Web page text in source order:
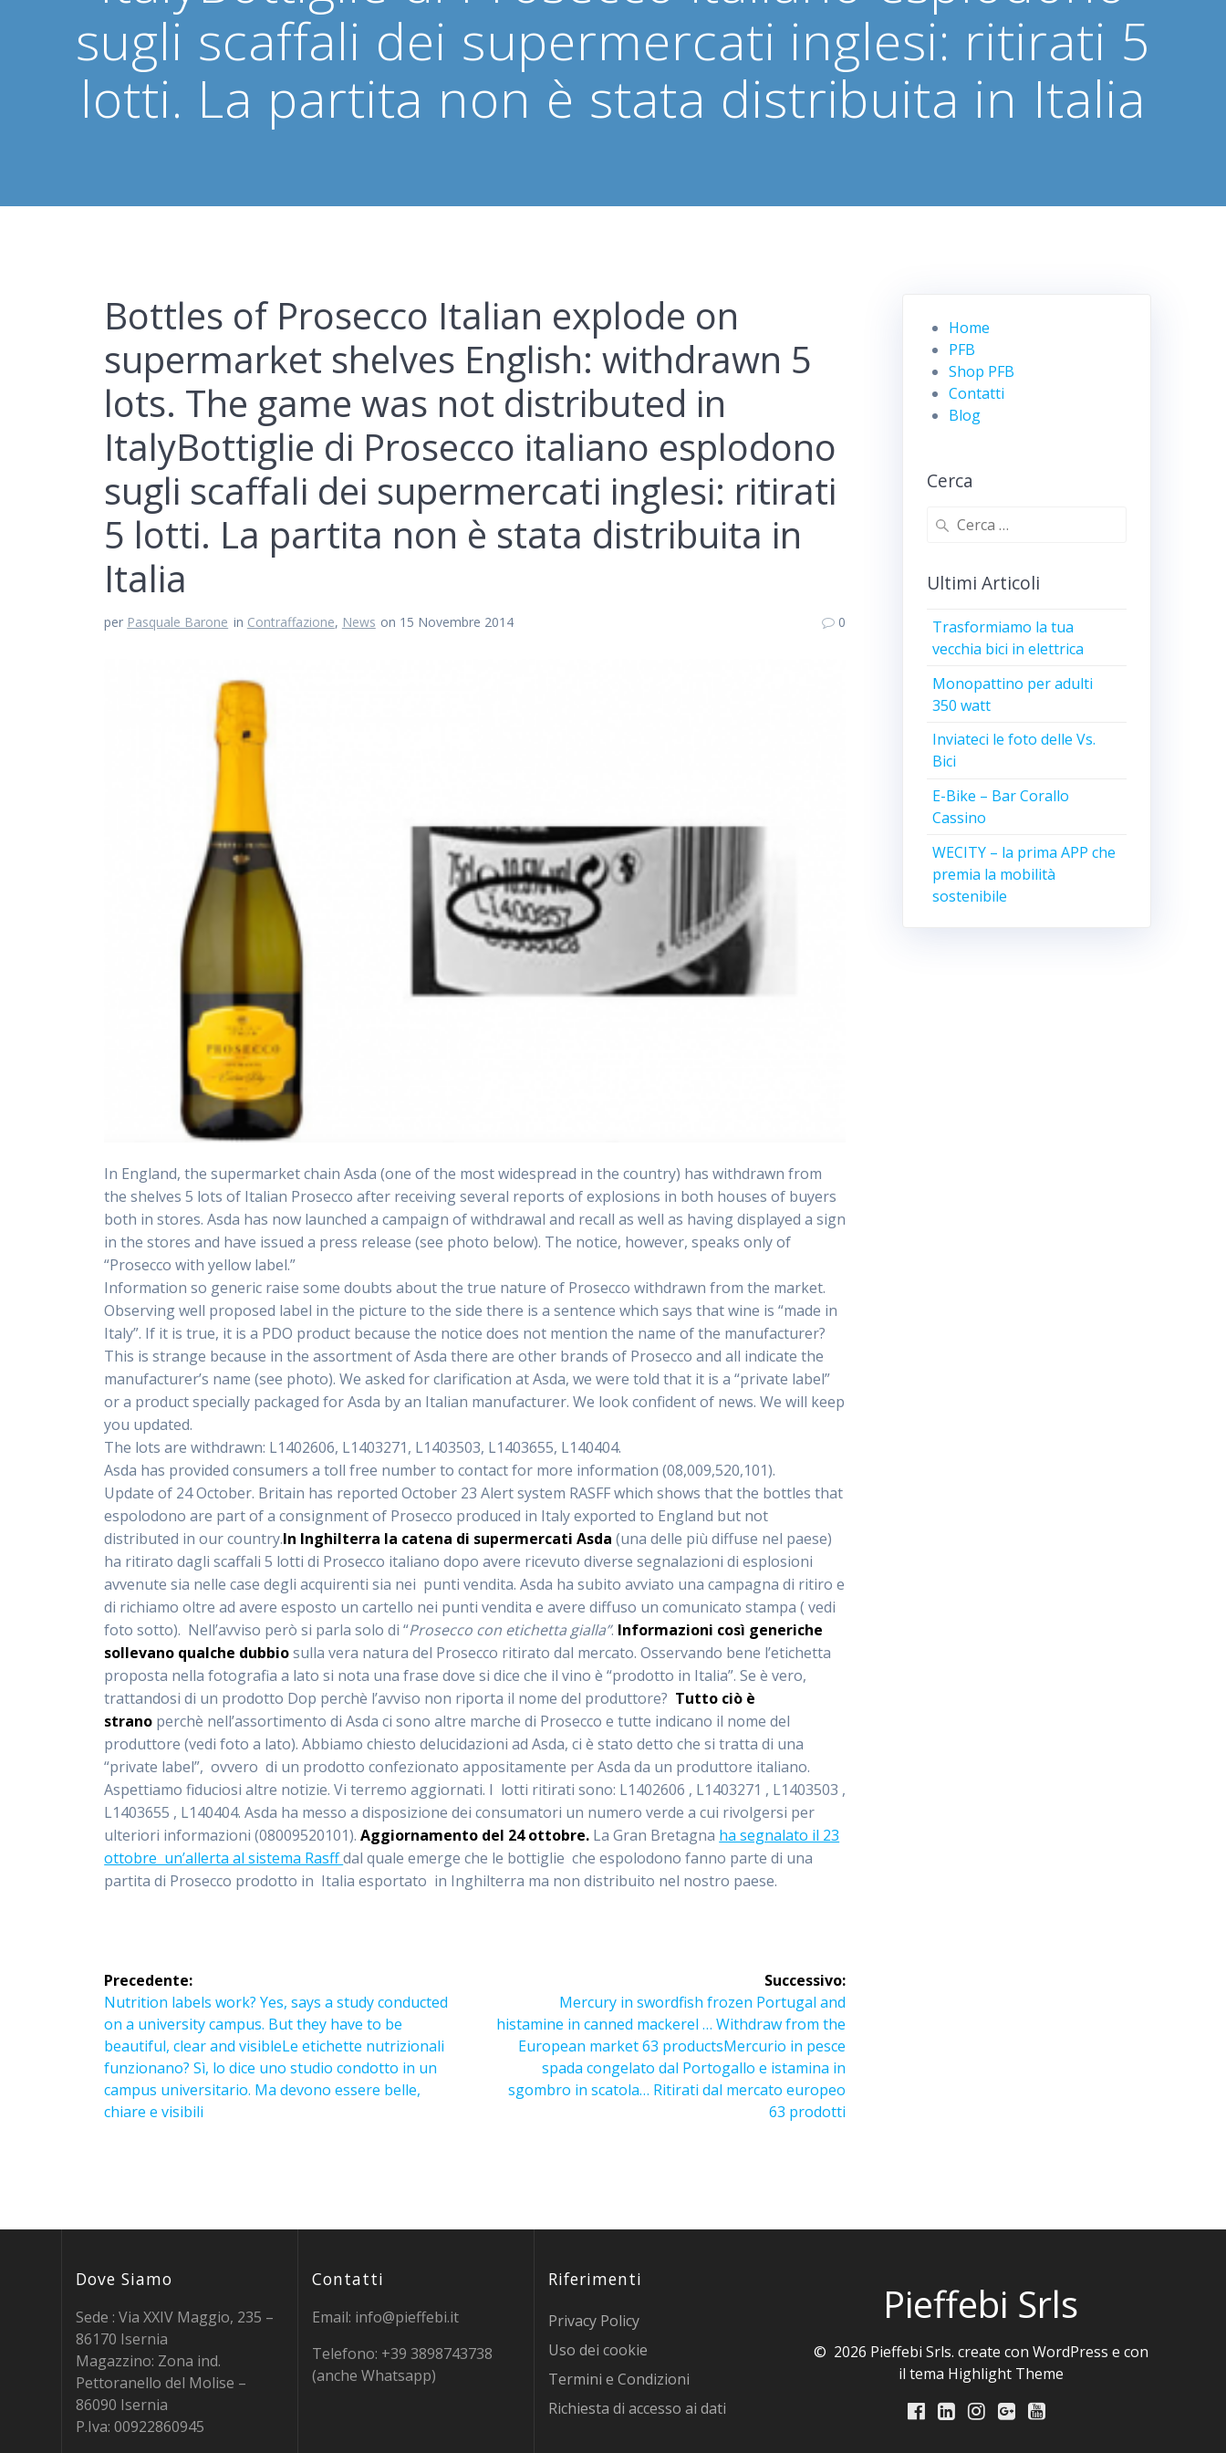
sugli scaffali dei supermercati inglesi: ritirati 5
lotti. La partita non è stata distribuita in Italia
Bottles of Prosecco Italian explode on
supermarket shelves English: withdrawn 5
lots. The game was not distributed in
ItalyBottiglie di Prosecco italiano esplodono
sugli scaffali dei supermercati inglesi: ritirati
5 lotti. La partita non è stata distribuita in
Italia
per Pasquale Barone in Contraffazione, News on 15 Novembre 2014 0
In England, the supermarket chain Asda (one of the most widespread in the country) has withdrawn from
the shelves 5 lots of Italian Prosecco after receiving several reports of explosions in both houses of buyers
both in stores. Asda has now launched a campaign of withdrawal and recall as well as having displayed a sign
in the stores and have issued a press release (see photo below). The notice, however, speaks only of
“Prosecco with yellow label.”
Information so generic raise some doubts about the true nature of Prosecco withdrawn from the market.
Observing well proposed label in the picture to the side there is a sentence which says that wine is “made in
Italy”. If it is true, it is a PDO product because the notice does not mention the name of the manufacturer?
This is strange because in the assortment of Asda there are other brands of Prosecco and all indicate the
manufacturer’s name (see photo). We asked for clarification at Asda, we were told that it is a “private label”
or a product specially packaged for Asda by an Italian manufacturer. We look confident of news. We will keep
you updated.
The lots are withdrawn: L1402606, L1403271, L1403503, L1403655, L140404.
Asda has provided consumers a toll free number to contact for more information (08,009,520,101).
Update of 24 October. Britain has reported October 23 Alert system RASFF which shows that the bottles that
espolodono are part of a consignment of Prosecco produced in Italy exported to England but not
distributed in our country.In Inghilterra la catena di supermercati Asda (una delle più diffuse nel paese)
ha ritirato dagli scaffali 5 lotti di Prosecco italiano dopo avere ricevuto diverse segnalazioni di esplosioni
avvenute sia nelle case degli acquirenti sia nei punti vendita. Asda ha subito avviato una campagna di ritiro e
di richiamo oltre ad avere esposto un cartello nei punti vendita e avere diffuso un comunicato stampa ( vedi
foto sotto). Nell’avviso però si parla solo di “Prosecco con etichetta gialla”. Informazioni così generiche
sollevano qualche dubbiosulla vera natura del Prosecco ritirato dal mercato. Osservando bene l’etichetta
proposta nella fotografia a lato si nota una frase dove si dice che il vino è “prodotto in Italia”. Se è vero,
trattandosi di un prodotto Dop perchè l’avviso non riporta il nome del produttore? Tutto ciò è
strano perchè nell’assortimento di Asda ci sono altre marche di Prosecco e tutte indicano il nome del
produttore (vedi foto a lato). Abbiamo chiesto delucidazioni ad Asda, ci è stato detto che si tratta di una
“private label”, ovvero di un prodotto confezionato appositamente per Asda da un produttore italiano.
Aspettiamo fiduciosi altre notizie. Vi terremo aggiornati. I lotti ritirati sono: L1402606 , L1403271 , L1403503 ,
L1403655 , L140404. Asda ha messo a disposizione dei consumatori un numero verde a cui rivolgersi per
ulteriori informazioni (08009520101).Aggiornamento del 24 ottobre. La Gran Bretagna ha segnalato il 23
ottobre un’allerta al sistema Rasffdal quale emerge che le bottiglie che espolodono fanno parte di una
partita di Prosecco prodotto in Italia esportato in Inghilterra ma non distribuito nel nostro paese.
Navigazione
articoli
Precedente:
Articolo
precedente:
Nutrition labels work? Yes, says a study conducted
on a university campus. But they have to be
beautiful, clear and visibleLe etichette nutrizionali
funzionano? Sì, lo dice uno studio condotto in un
campus universitario. Ma devono essere belle,
chiare e visibili
Successivo:
Articolo
successivo:
Mercury in swordfish frozen Portugal and
histamine in canned mackerel … Withdraw from the
European market 63 productsMercurio in pesce
spada congelato dal Portogallo e istamina in
sgombro in scatola… Ritirati dal mercato europeo
63 prodotti
Home
PFB
Shop PFB
Contatti
Blog
Cerca
Ricerca
Ultimi Articoli
Trasformiamo la tua
vecchia bici in elettrica
Monopattino per adulti
350 watt
Inviateci le foto delle Vs.
Bici
E-Bike – Bar Corallo
Cassino
WECITY – la prima APP che
premia la mobilità
sostenibile
Dove Siamo
Sede : Via XXIV Maggio, 235 –
86170 Isernia
Magazzino: Zona ind.
Pettoranello del Molise –
86090 Isernia
P.Iva: 00922860945
Contatti
Email: info@pieffebi.it
Telefono: +39 3898743738
(anche Whatsapp)
Riferimenti
Privacy Policy
Uso dei cookie
Termini e Condizioni
Richiesta di accesso ai dati
Pieffebi Srls
© 2026 Pieffebi Srls. create con WordPress e con
il tema Highlight Theme